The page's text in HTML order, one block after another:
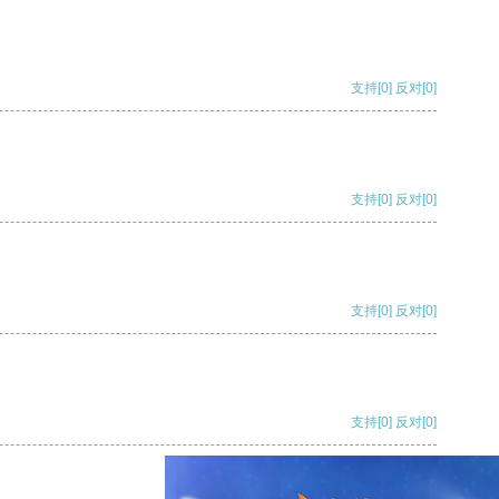
支持[0] 反对[0]
支持[0] 反对[0]
支持[0] 反对[0]
支持[0] 反对[0]